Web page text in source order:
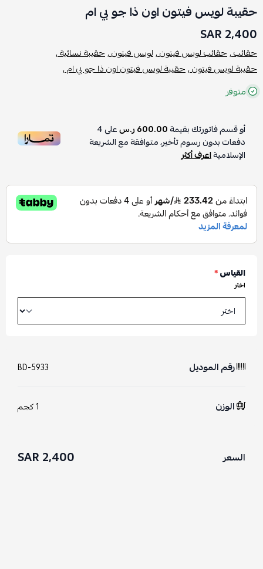
حقيبة لويس فيتون اون ذا جو بي ام
2,400 SAR
حقائب ,حقائب لويس فيتون ,لويس فيتون ,حقيبة نسائية ,
حقيبة لويس فيتون ,حقيبة لويس فيتون اون ذا جو بي ام ,
متوفر
أو قسم فاتورتك بقيمة600.00 ر.س على4
دفعات بدون رسوم تأخير، متوافقة مع الشريعة
الإسلاميةاعرف أكثر
القياس*
اختر
رقم الموديل BD-5933
الوزن 1 كجم
السعر 2,400 SAR